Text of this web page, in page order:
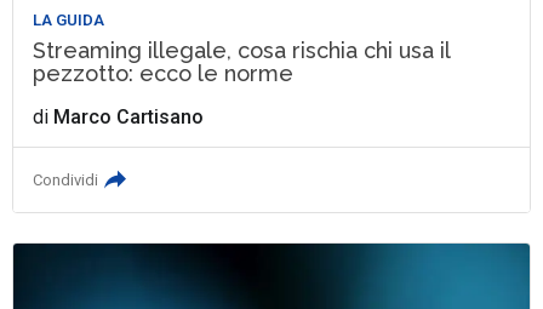
LA GUIDA
Streaming illegale, cosa rischia chi usa il
pezzotto: ecco le norme
di Marco Cartisano
Condividi